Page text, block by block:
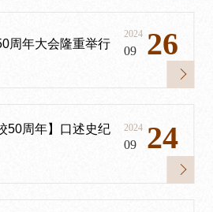
周年大会隆重举行
2024
09 26
50周年】口述史纪
2024
09 24